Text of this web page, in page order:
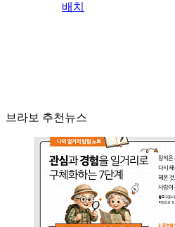
배치
브라보 추천뉴스